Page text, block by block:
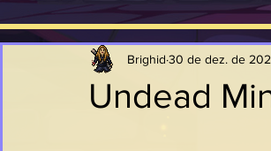
Undead
Brighid 30 de dez. de